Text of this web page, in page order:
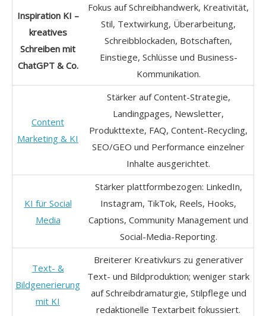
Inspiration KI –
kreatives
Schreiben mit
ChatGPT & Co.
Fokus auf Schreibhandwerk, Kreativität,
Stil, Textwirkung, Überarbeitung,
Schreibblockaden, Botschaften,
Einstiege, Schlüsse und Business-
Kommunikation.
Content
Marketing & KI
Stärker auf Content-Strategie,
Landingpages, Newsletter,
Produkttexte, FAQ, Content-Recycling,
SEO/GEO und Performance einzelner
Inhalte ausgerichtet.
KI für Social
Media
Stärker plattformbezogen: LinkedIn,
Instagram, TikTok, Reels, Hooks,
Captions, Community Management und
Social-Media-Reporting.
Text- &
Bildgenerierung
mit KI
Breiterer Kreativkurs zu generativer
Text- und Bildproduktion; weniger stark
auf Schreibdramaturgie, Stilpflege und
redaktionelle Textarbeit fokussiert.